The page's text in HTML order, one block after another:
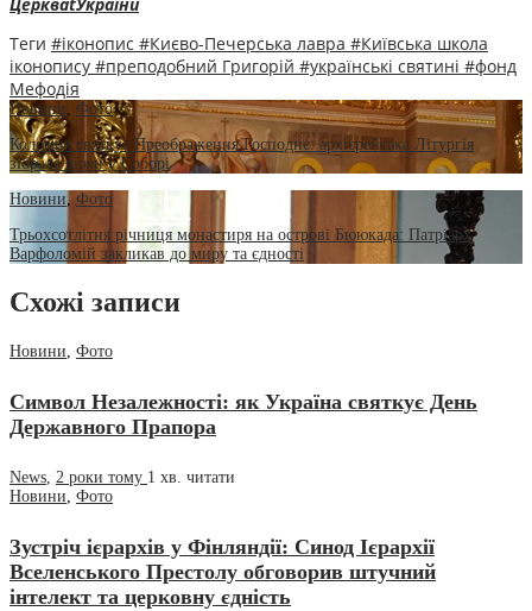
Теги #іконопис #Києво-Печерська лавра #Київська школа
іконопису #преподобний Григорій #українські святині #фонд
Мефодія
Новини
Фото
Коломия святкує Преображення Господнє: архієрейська Літургія
зібрала вірян у Соборі
Новини Фото
Трьохсотлітня річниця монастиря на острові Бююкада: Патріарх
Варфоломій закликав до миру та єдності
Схожі записи
Новини, Фото
Символ Незалежності: як Україна святкує День
Державного Прапора
News, 2 роки тому 1 хв. читати
Новини, Фото
Зустріч ієрархів у Фінляндії: Синод Ієрархії
Вселенського Престолу обговорив штучний
інтелект та церковну єдність